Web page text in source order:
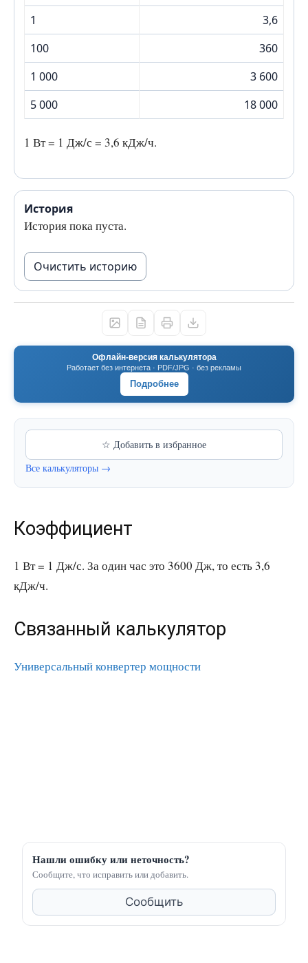
1
3,6
100
360
1 000
3 600
5 000
18 000
1 Вт = 1 Дж/с = 3,6 кДж/ч.
История
История пока пуста.
Очистить историю
Офлайн-версия калькулятора
Работает без интернета · PDF/JPG · без рекламы
Подробнее
☆ Добавить в избранное
Все калькуляторы →
Коэффициент
1 Вт = 1 Дж/с. За один час это 3600 Дж, то есть 3,6
кДж/ч.
Связанный калькулятор
Универсальный конвертер мощности
Нашли ошибку или неточность?
Сообщите, что исправить или добавить.
Сообщить